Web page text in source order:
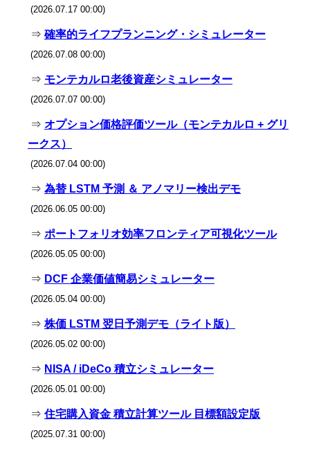
(2026.07.17 00:00)
⇒ 確率的ライフプランニング・シミュレーター
(2026.07.08 00:00)
⇒ モンテカルロ老後資産シミュレーター
(2026.07.07 00:00)
⇒ オプション価格評価ツール（モンテカルロ + グリ
ークス）
(2026.07.04 00:00)
⇒ 為替 LSTM 予測 ＆ アノマリー検出デモ
(2026.06.05 00:00)
⇒ ポートフォリオ効率フロンティア可視化ツール
(2026.05.05 00:00)
⇒ DCF 企業価値簡易シミュレーター
(2026.05.04 00:00)
⇒ 株価 LSTM 翌日予測デモ（ライト版）
(2026.05.02 00:00)
⇒ NISA / iDeCo 積立シミュレーター
(2026.05.01 00:00)
⇒ 住宅購入資金 積立計算ツール 目標額設定版
(2025.07.31 00:00)